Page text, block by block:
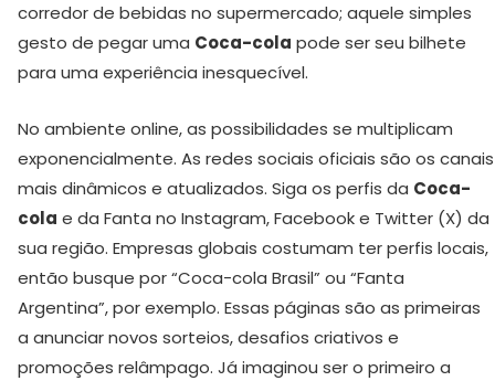
corredor de bebidas no supermercado; aquele simples
gesto de pegar uma Coca-cola pode ser seu bilhete
para uma experiência inesquecível.
No ambiente online, as possibilidades se multiplicam
exponencialmente. As redes sociais oficiais são os canais
mais dinâmicos e atualizados. Siga os perfis da Coca-
cola e da Fanta no Instagram, Facebook e Twitter (X) da
sua região. Empresas globais costumam ter perfis locais,
então busque por “Coca-cola Brasil” ou “Fanta
Argentina”, por exemplo. Essas páginas são as primeiras
a anunciar novos sorteios, desafios criativos e
promoções relâmpago. Já imaginou ser o primeiro a